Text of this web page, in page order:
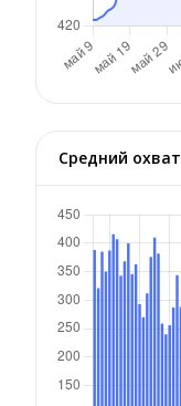
Средний охват